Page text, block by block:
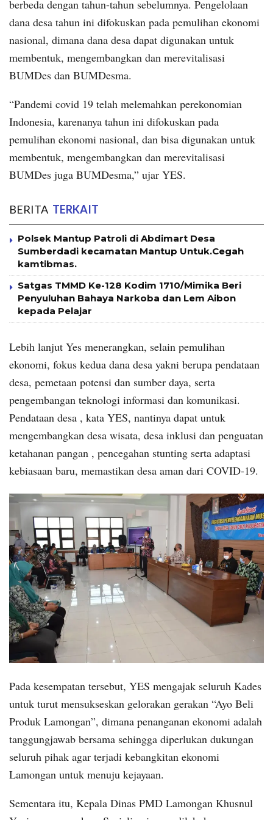
berbeda dengan tahun-tahun sebelumnya. Pengelolaan
dana desa tahun ini difokuskan pada pemulihan ekonomi
nasional, dimana dana desa dapat digunakan untuk
membentuk, mengembangkan dan merevitalisasi
BUMDes dan BUMDesma.
“Pandemi covid 19 telah melemahkan perekonomian
Indonesia, karenanya tahun ini difokuskan pada
pemulihan ekonomi nasional, dan bisa digunakan untuk
membentuk, mengembangkan dan merevitalisasi
BUMDes juga BUMDesma,” ujar YES.
BERITA TERKAIT
Polsek Mantup Patroli di Abdimart Desa
Sumberdadi kecamatan Mantup Untuk.Cegah
kamtibmas.
Satgas TMMD Ke-128 Kodim 1710/Mimika Beri
Penyuluhan Bahaya Narkoba dan Lem Aibon
kepada Pelajar
Lebih lanjut Yes menerangkan, selain pemulihan
ekonomi, fokus kedua dana desa yakni berupa pendataan
desa, pemetaan potensi dan sumber daya, serta
pengembangan teknologi informasi dan komunikasi.
Pendataan desa , kata YES, nantinya dapat untuk
mengembangkan desa wisata, desa inklusi dan penguatan
ketahanan pangan , pencegahan stunting serta adaptasi
kebiasaan baru, memastikan desa aman dari COVID-19.
Pada kesempatan tersebut, YES mengajak seluruh Kades
untuk turut mensukseskan gelorakan gerakan “Ayo Beli
Produk Lamongan”, dimana penanganan ekonomi adalah
tanggungjawab bersama sehingga diperlukan dukungan
seluruh pihak agar terjadi kebangkitan ekonomi
Lamongan untuk menuju kejayaan.
Sementara itu, Kepala Dinas PMD Lamongan Khusnul